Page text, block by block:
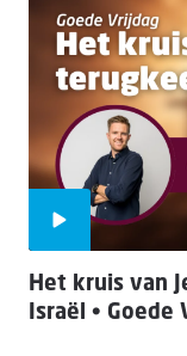
Het kruis van
Israël • Goede